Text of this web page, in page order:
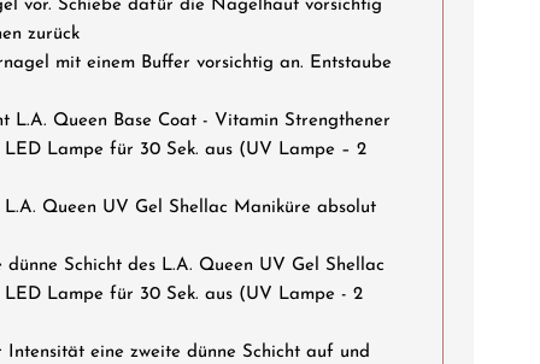
vor. Schiebe dafür die Nagelhaut vorsichtig
zurück
mit einem Buffer vorsichtig an. Entstaube
L.A. Queen Base Coat - Vitamin Strengthener
Lampe für 30 Sek. aus (UV Lampe – 2
Queen UV Gel Shellac Maniküre absolut
Schicht des L.A. Queen UV Gel Shellac
Lampe für 30 Sek. aus (UV Lampe - 2
Intensität eine zweite dünne Schicht auf und